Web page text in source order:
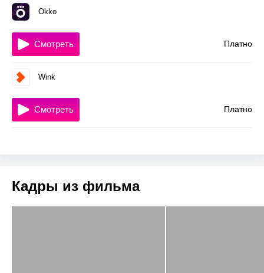
Okko
Платно
Смотреть
Wink
Платно
Смотреть
Кадры из фильма